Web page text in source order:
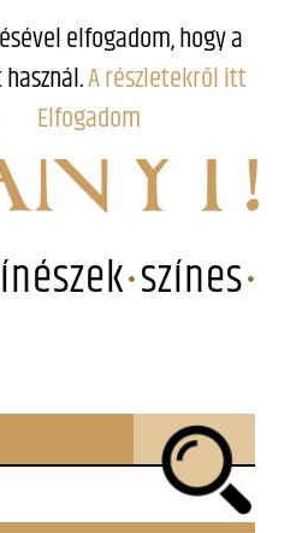
színes
elfogadom, hogy a
A részletekről itt
Elfogadom